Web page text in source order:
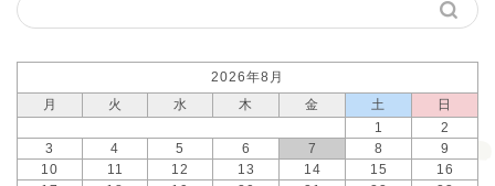
2026年8月
月
火 水 木 金 土
日
1
2
3
4 5 6 7 8
9
10
11 12 13 14 15
16